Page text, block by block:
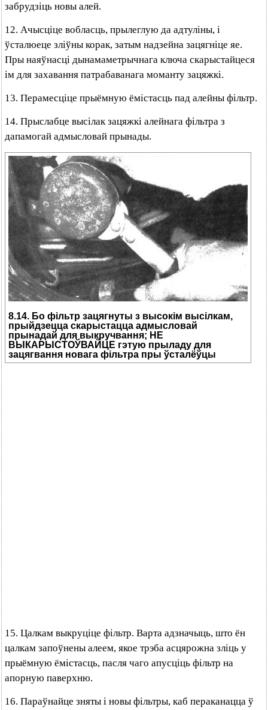
забрудзіць новы алей.
12. Ачысціце вобласць, прылеглую да адтуліны, і
ўсталюеце зліўны корак, затым надзейна зацягніце яе.
Пры наяўнасці дынамаметрычнага ключа скарыстайцеся
ім для захавання патрабаванага моманту зацяжкі.
13. Перамесціце прыёмную ёмістасць пад алейны фільтр.
14. Прыслабце высілак зацяжкі алейнага фільтра з
дапамогай адмысловай прынады.
8.14. Бо фільтр зацягнуты з высокім высілкам,
прыйдзецца скарыстацца адмысловай
прынадай для выкручвання; НЕ
ВЫКАРЫСТОЎВАЙЦЕ гэтую прыладу для
зацягвання новага фільтра пры ўсталёўцы
15. Цалкам выкруціце фільтр. Варта адзначыць, што ён
цалкам запоўнены алеем, якое трэба асцярожна зліць у
прыёмную ёмістасць, пасля чаго апусціць фільтр на
апорную паверхню.
16. Параўнайце зняты і новы фільтры, каб пераканацца ў